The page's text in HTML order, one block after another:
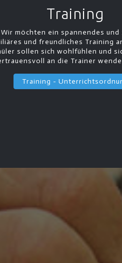
Training
Wir möchten ein spannendes und
und freundliches Training
sollen sich wohlfühlen und
an die Trainer
Training -